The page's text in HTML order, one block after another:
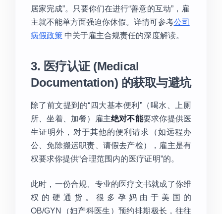
居家完成”。只要你们在进行“善意的互动”，雇
主就不能单方面强迫你休假。详情可参考公司
病假政策 中关于雇主合规责任的深度解读。
3. 医疗认证 (Medical
Documentation) 的获取与避坑
除了前文提到的“四大基本便利”（喝水、上厕
所、坐着、加餐）雇主绝对不能要求你提供医
生证明外，对于其他的便利请求（如远程办
公、免除搬运职责、请假去产检），雇主是有
权要求你提供“合理范围内的医疗证明”的。
此时，一份合规、专业的医疗文书就成了你维
权的硬通货。很多孕妈由于美国的
OB/GYN（妇产科医生）预约排期极长，往往